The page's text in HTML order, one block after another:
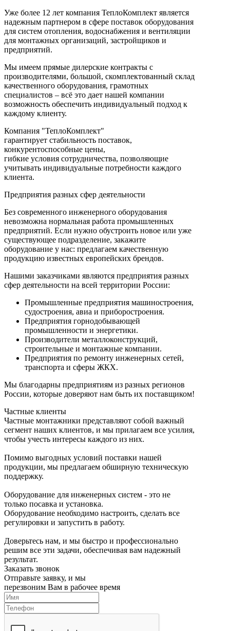
Уже более 12 лет компания ТеплоКомплект является
надежным партнером в сфере поставок оборудования
для систем отопления, водоснабжения и вентиляции
для монтажных организаций, застройщиков и
предприятий.
Мы имеем прямые дилерские контракты с
производителями, большой, скомплектованный склад
качественного оборудования, грамотных
специалистов – всё это дает нашей компании
возможность обеспечить индивидуальный подход к
каждому клиенту.
Компания "ТеплоКомплект"
гарантирует стабильность поставок,
конкурентоспособные цены,
гибкие условия сотрудничества, позволяющие
учитывать индивидуальные потребности каждого
клиента.
Предприятия разных сфер деятельности
Без современного инженерного оборудования
невозможна нормальная работа промышленных
предприятий. Если нужно обустроить новое или уже
существующее подразделение, закажите
оборудование у нас: предлагаем качественную
продукцию известных европейских брендов.
Нашими заказчиками являются предприятия разных
сфер деятельности на всей территории России:
Промышленные предприятия машиностроения,
судостроения, авиа и приборостроения.
Предприятия горнодобывающей
промышленности и энергетики.
Производители металлоконструкций,
строительные и монтажные компании.
Предприятия по ремонту инженерных сетей,
транспорта и сферы ЖКХ.
Мы благодарны предприятиям из разных регионов
России, которые доверяют нам быть их поставщиком!
Частные клиенты
Частные монтажники представляют собой важный
сегмент наших клиентов, и мы прилагаем все усилия,
чтобы учесть интересы каждого из них.
Помимо выгодных условий поставки нашей
продукции, мы предлагаем обширную техническую
поддержку.
Оборудование для инженерных систем - это не
только посавка и установка.
Оборудование необходимо настроить, сделать все
регулировки и запустить в работу.
Доверьтесь нам, и мы быстро и профессионально
решим все эти задачи, обеспечивая вам надежный
результат.
Заказать звонок
Отправьте заявку, и мы
перезвоним Вам в рабочее время